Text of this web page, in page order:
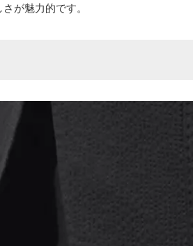
が魅力的です。